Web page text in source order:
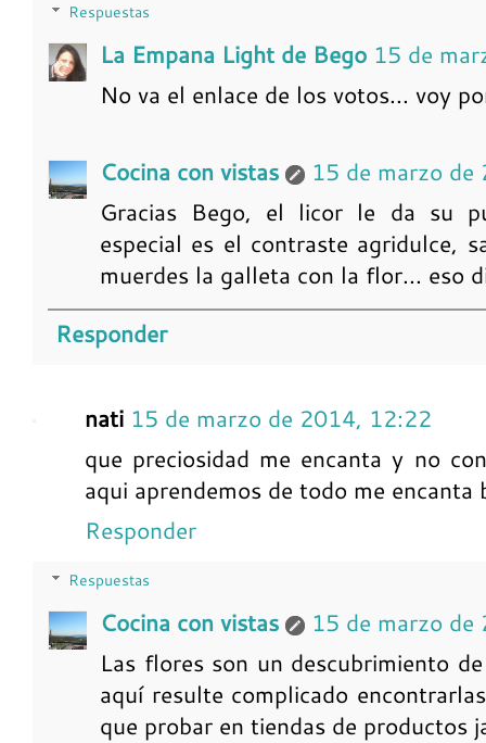
Respuestas
La Empana Light de Bego 15 de
No va el enlace de los votos... voy
Cocina con vistas
15 de marzo
Gracias Bego, el licor le da su
especial es el contraste agridulce,
muerdes la galleta con la flor... eso
Responder
nati 15 de marzo de 2014, 12:22
que preciosidad me encanta y no
aqui aprendemos de todo me encanta
Responder
Respuestas
Cocina con vistas
15 de marzo
Las flores son un descubrimiento
aquí resulte complicado
que probar en tiendas de productos